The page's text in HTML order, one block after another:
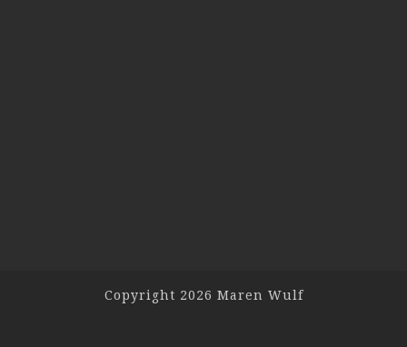
Copyright 2026 Maren Wulf